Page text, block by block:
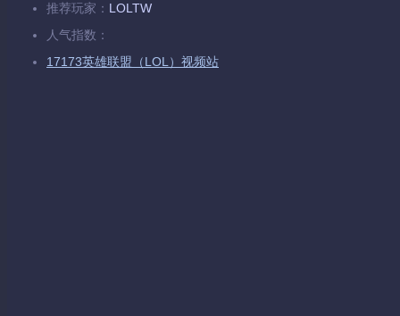
推荐玩家： LOLTW
人气指数：
17173英雄联盟（LOL）视频站